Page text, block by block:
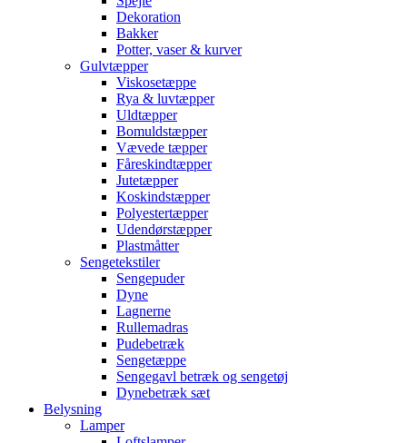
Dekoration
Bakker
Potter, vaser & kurver
Gulvtæpper
Viskosetæppe
Rya & luvtæpper
Uldtæpper
Bomuldstæpper
Vævede tæpper
Fåreskindtæpper
Jutetæpper
Koskindstæpper
Polyestertæpper
Udendørstæpper
Plastmåtter
Sengetekstiler
Sengepuder
Dyne
Lagnerne
Rullemadras
Pudebetræk
Sengetæppe
Sengegavl betræk og sengetøj
Dynebetræk sæt
Belysning
Lamper